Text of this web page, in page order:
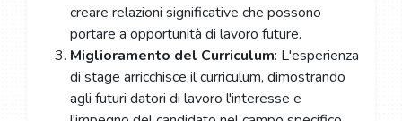
creare relazioni significative che possono
portare a opportunità di lavoro future.
Miglioramento del Curriculum: L'esperienza
di stage arricchisce il curriculum, dimostrando
agli futuri datori di lavoro l'interesse e